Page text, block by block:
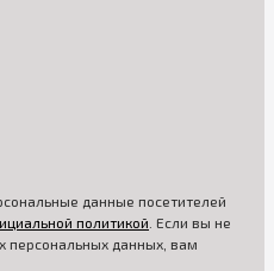
данные посетителей
политикой . Если вы не
персональных данных, вам